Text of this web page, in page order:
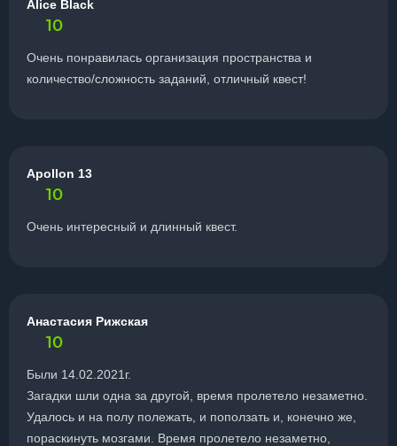
Alice Black
10
Очень понравилась организация пространства и
количество/сложность заданий, отличный квест!
Apollon 13
10
Очень интересный и длинный квест.
Анастасия Рижская
10
Были 14.02.2021г.
Загадки шли одна за другой, время пролетело незаметно.
Удалось и на полу полежать, и поползать и, конечно же,
пораскинуть мозгами. Время пролетело незаметно,